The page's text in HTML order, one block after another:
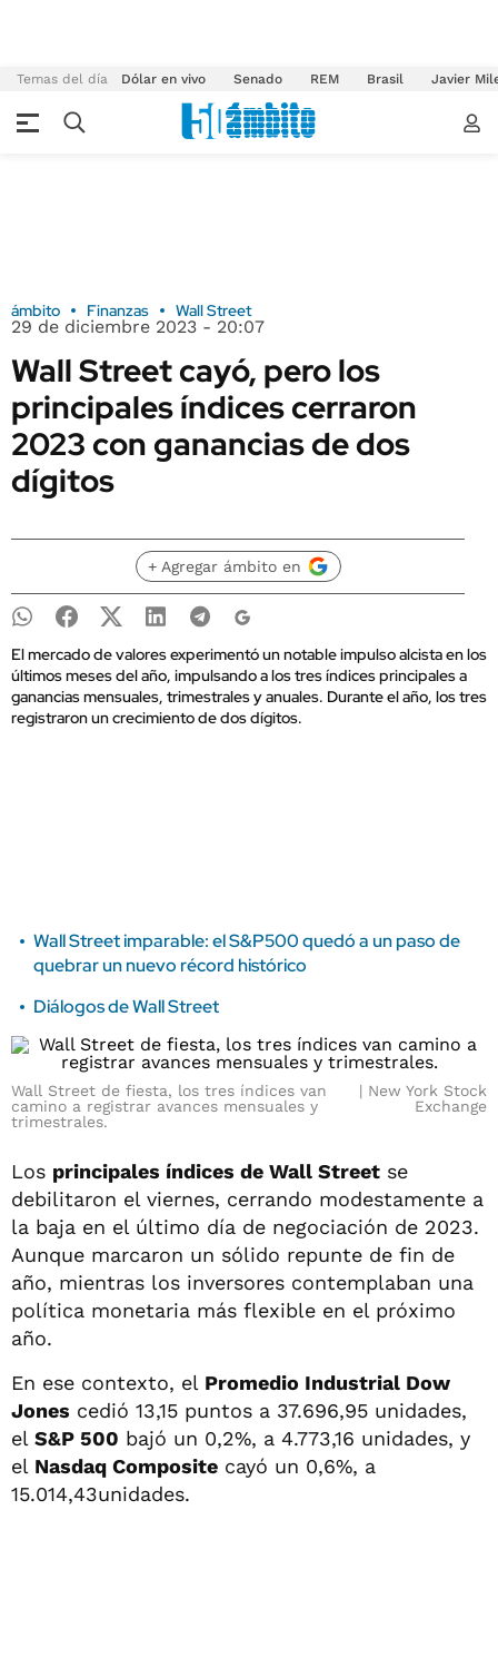
Temas del día Dólar en vivo Senado REM Brasil Javier
ámbito Finanzas Wall Street
29 de diciembre 2023 - 20:07
Wall Street cayó, pero los
principales índices cerraron
2023 con ganancias de dos
dígitos
+ Agregar ámbito en
El mercado de valores experimentó un notable impulso alcista en los
últimos meses del año, impulsando a los tres índices principales a
ganancias mensuales, trimestrales y anuales. Durante el año, los tres
registraron un crecimiento de dos dígitos.
Wall Street imparable: el S&P500 quedó a un paso de
quebrar un nuevo récord histórico
Diálogos de Wall Street
Wall Street de fiesta, los tres índices van
camino a registrar avances mensuales y
trimestrales.
New York Stock
Exchange
Los principales índices de Wall Street se
debilitaron el viernes, cerrando modestamente a
la baja en el último día de negociación de 2023.
Aunque marcaron un sólido repunte de fin de
año, mientras los inversores contemplaban una
política monetaria más flexible en el próximo
año.
En ese contexto, el Promedio Industrial Dow
Jones cedió 13,15 puntos a 37.696,95 unidades,
el S&P 500 bajó un 0,2%, a 4.773,16 unidades, y
el Nasdaq Composite cayó un 0,6%, a
15.014,43unidades.